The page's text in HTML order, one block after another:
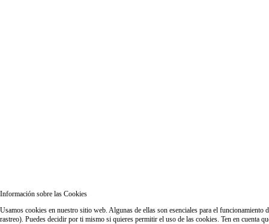
Información sobre las Cookies
Usamos cookies en nuestro sitio web. Algunas de ellas son esenciales para el
rastreo). Puedes decidir por ti mismo si quieres permitir el uso de las cookies. Ten en cuenta